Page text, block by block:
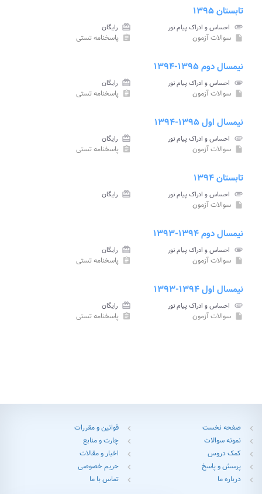
تابستان ۱۳۹۵
attachment احساس و ادراک پیام نور card_giftcard رایگان
insert_drive_file سوالات آزمون assignment پاسخنامه تستی
نیمسال دوم ۱۳۹۵-۱۳۹۴
attachment احساس و ادراک پیام نور card_giftcard رایگان
insert_drive_file سوالات آزمون assignment پاسخنامه تستی
نیمسال اول ۱۳۹۵-۱۳۹۴
attachment احساس و ادراک پیام نور card_giftcard رایگان
insert_drive_file سوالات آزمون assignment پاسخنامه تستی
تابستان ۱۳۹۴
attachment احساس و ادراک پیام نور card_giftcard رایگان
insert_drive_file سوالات آزمون
نیمسال دوم ۱۳۹۴-۱۳۹۳
attachment احساس و ادراک پیام نور card_giftcard رایگان
insert_drive_file سوالات آزمون assignment پاسخنامه تستی
نیمسال اول ۱۳۹۴-۱۳۹۳
attachment احساس و ادراک پیام نور card_giftcard رایگان
insert_drive_file سوالات آزمون assignment پاسخنامه تستی
chevron_left صفحه نخست chevron_left قوانین و مقررات
chevron_left نمونه سوالات chevron_left چارت و منابع
chevron_left کمک دروس chevron_left اخبار و مقالات
chevron_left پرسش و پاسخ chevron_left حریم خصوصی
chevron_left درباره ما chevron_left تماس با ما